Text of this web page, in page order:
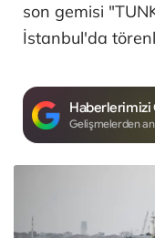
son gemisi
İstanbul'da
Haberlerimizi
Gelişmelerden